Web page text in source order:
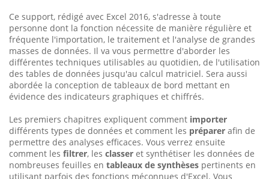
Ce support, rédigé avec Excel 2016, s'adresse à toute
personne dont la fonction nécessite de manière régulière et
fréquente l'importation, le traitement et l'analyse de grandes
masses de données. Il va vous permettre d'aborder les
différentes techniques utilisables au quotidien, de l'utilisation
des tables de données jusqu'au calcul matriciel. Sera aussi
abordée la conception de tableaux de bord mettant en
évidence des indicateurs graphiques et chiffrés.
Les premiers chapitres expliquent comment importer
différents types de données et comment les préparer afin de
permettre des analyses efficaces. Vous verrez ensuite
comment les filtrer, les classer et synthétiser les données de
nombreuses feuilles en tableaux de synthèses pertinents en
utilisant parfois des fonctions méconnues d'Excel. Vous